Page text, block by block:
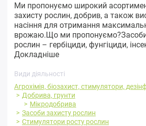
Ми пропонуємо широкий
захисту рослин, добрив, а також
насіння для отримання
врожаю.Що ми пропонуємо?Засоби
рослин – гербіциди, фунгіциди,
Докладніше
Види діяльності
Агрохімія, біозахист, стимулятори,
Добрива, грунти
Мікродобрива
Засоби захисту рослин
Стимулятори росту рослин